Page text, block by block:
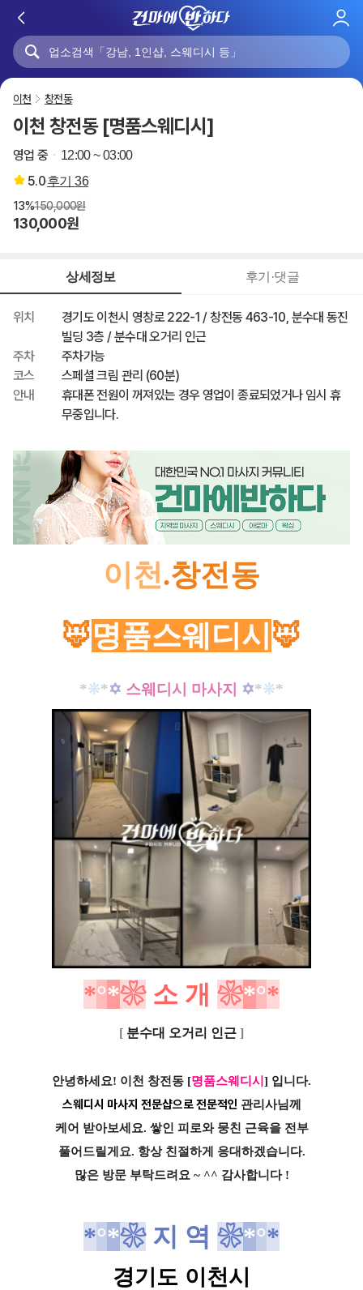
로
이천 창전동
이천 창전동 [명품스웨디시]
영업 중 12:00 ~ 03:00
5.0후기36
13%150,000원
130,000원
상세정보 후기·댓글
위치
경기도 이천시 영창로 222-1 / 창전동 463-10, 분수대 동진
빌딩 3층 / 분수대 오거리 인근
주차
주차가능
코스
스페셜 크림 관리 (60분)
안내
휴대폰 전원이 꺼져있는 경우 영업이 종료되었거나 임시 휴
무중입니다.
이천.창전동
🦊명품스웨디시🦊
*❊*✡ 스웨디시 마사지 ✡*❊*
*°*❀ 소 개 ❀*°*
[ 분수대 오거리 인근 ]
안녕하세요! 이천 창전동 [명품스웨디시] 입니다.
스웨디시 마사지 전문샵으로 전문적인 관리사님께
케어 받아보세요. 쌓인 피로와 뭉친 근육을 전부
풀어드릴게요. 항상 친절하게 응대하겠습니다.
많은 방문 부탁드려요 ~ ^^ 감사합니다 !
*°*❀지 역 ❀*°*
경기도 이천시